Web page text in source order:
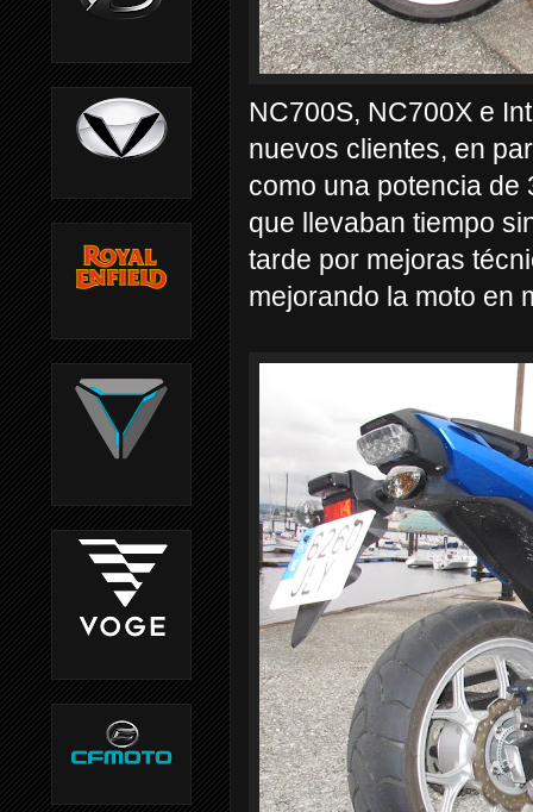
NC700S, NC700X e
nuevos clientes, en
como una potencia de
que llevaban tiempo
tarde por mejoras
mejorando la moto en